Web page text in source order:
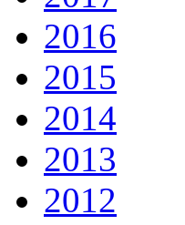
2016
2015
2014
2013
2012